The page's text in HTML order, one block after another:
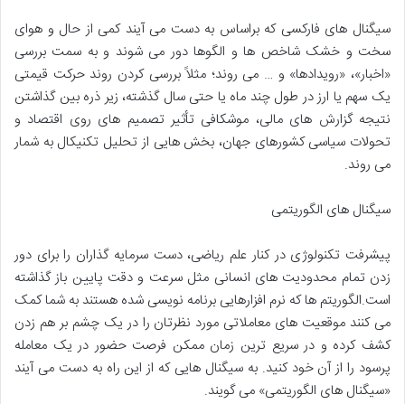
سیگنال های فارکسی که براساس به دست می آیند کمی از حال و هوای
سخت و خشک شاخص ها و الگوها دور می شوند و به سمت بررسی
«اخبار»، «رویدادها» و … می روند؛ مثلاً بررسی کردن روند حرکت قیمتی
یک سهم یا ارز در طول چند ماه یا حتی سال گذشته، زیر ذره بین گذاشتن
نتیجه گزارش های مالی، موشکافی تأثیر تصمیم های روی اقتصاد و
تحولات سیاسی کشورهای جهان، بخش هایی از تحلیل تکنیکال به شمار
می روند.
سیگنال های الگوریتمی
پیشرفت تکنولوژی در کنار علم ریاضی، دست سرمایه گذاران را برای دور
زدن تمام محدودیت های انسانی مثل سرعت و دقت پایین باز گذاشته
است.الگوریتم ها که نرم افزارهایی برنامه نویسی شده هستند به شما کمک
می کنند موقعیت های معاملاتی مورد نظرتان را در یک چشم بر هم زدن
کشف کرده و در سریع ترین زمان ممکن فرصت حضور در یک معامله
پرسود را از آن خود کنید. به سیگنال هایی که از این راه به دست می آیند
«سیگنال های الگوریتمی» می گویند.